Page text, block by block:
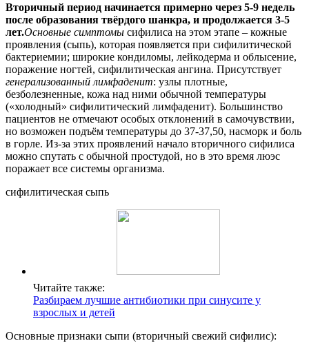
Вторичный период начинается примерно через 5-9 недель
после образования твёрдого шанкра, и продолжается 3-5
лет.Основные симптомы сифилиса на этом этапе – кожные
проявления (сыпь), которая появляется при сифилитической
бактериемии; широкие кондиломы, лейкодерма и облысение,
поражение ногтей, сифилитическая ангина. Присутствует
генерализованный лимфаденит: узлы плотные,
безболезненные, кожа над ними обычной температуры
(«холодный» сифилитический лимфаденит). Большинство
пациентов не отмечают особых отклонений в самочувствии,
но возможен подъём температуры до 37-37,50, насморк и боль
в горле. Из-за этих проявлений начало вторичного сифилиса
можно спутать с обычной простудой, но в это время люэс
поражает все системы организма.
сифилитическая сыпь
Читайте также:
Разбираем лучшие антибиотики при синусите у
взрослых и детей
Основные признаки сыпи (вторичный свежий сифилис):